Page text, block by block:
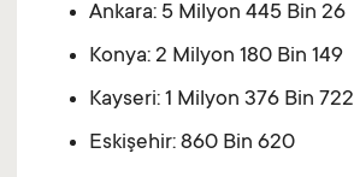
Ankara: 5 Milyon 445 Bin 26
Konya: 2 Milyon 180 Bin 149
Kayseri: 1 Milyon 376 Bin 722
Eskişehir: 860 Bin 620